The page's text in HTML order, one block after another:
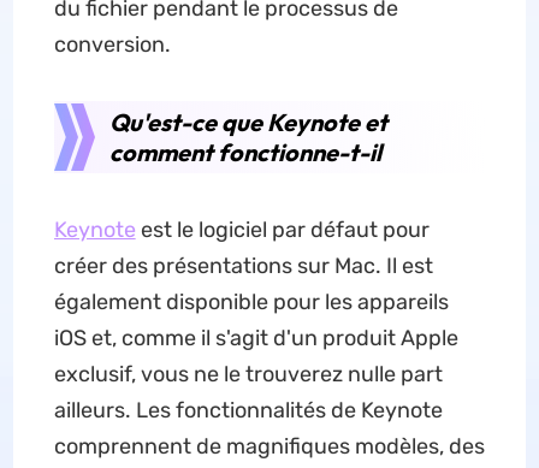
du fichier pendant le processus de
conversion.
Qu'est-ce que Keynote et
comment fonctionne-t-il
Keynote est le logiciel par défaut pour
créer des présentations sur Mac. Il est
également disponible pour les appareils
iOS et, comme il s'agit d'un produit Apple
exclusif, vous ne le trouverez nulle part
ailleurs. Les fonctionnalités de Keynote
comprennent de magnifiques modèles, des